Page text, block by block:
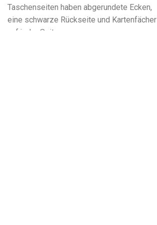
Taschenseiten haben abgerundete Ecken,
eine schwarze Rückseite und Kartenfächer
auf jeder Seite.